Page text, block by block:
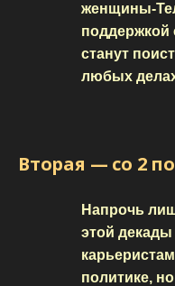
женщины-
поддержкой
станут
любых
Вторая — со 2
Напрочь
этой
политике,